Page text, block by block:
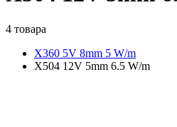
4 товара
X360 5V 8mm 5 W/m
X504 12V 5mm 6.5 W/m